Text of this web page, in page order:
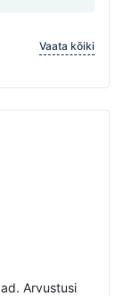
Vaata kõiki
Arvustusi